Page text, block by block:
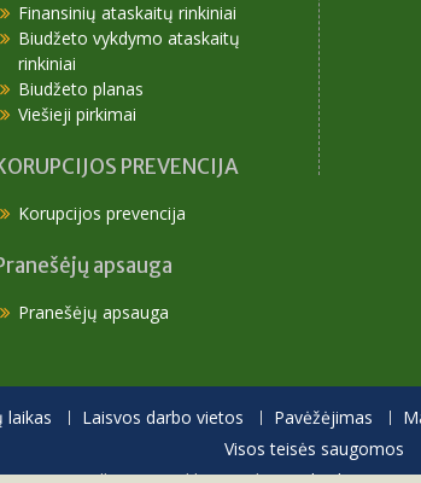
Finansinių ataskaitų rinkiniai
Biudžeto vykdymo ataskaitų
rinkiniai
Biudžeto planas
Viešieji pirkimai
PREVENCIJA
Korupcijos prevencija
apsauga
Pranešėjų apsauga
laikas Laisvos darbo vietos Pavėžėjimas
Visos teisės saugomos